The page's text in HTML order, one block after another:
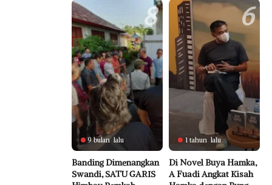
8
9 bulan lalu
Banding Dimenangkan
Swandi, SATU GARIS
6
1 tahun lalu
Di Novel Buya Hamka,
A Fuadi Angkat Kisah